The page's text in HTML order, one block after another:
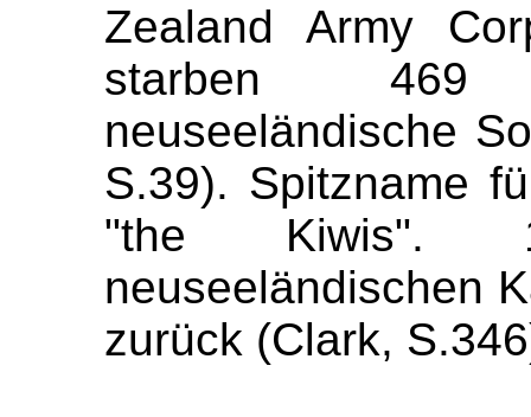
Zealand Army
starben 469
neuseeländische
S.39). Spitzname
"the Kiwis".
neuseeländischen
zurück (Clark,